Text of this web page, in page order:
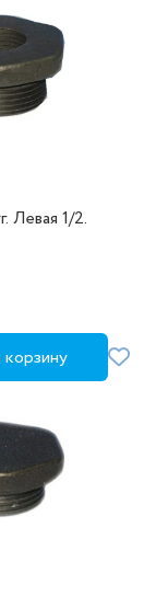
Левая 1/2.
корзину